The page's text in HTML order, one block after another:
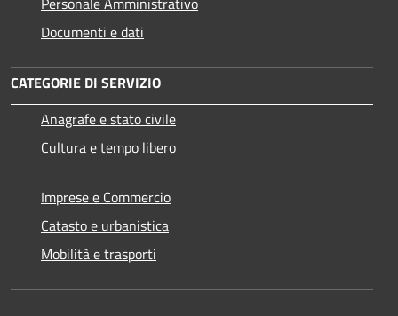
Documenti e dati
CATEGORIE DI SERVIZIO
Anagrafe e stato civile
Cultura e tempo libero
Imprese e Commercio
Catasto e urbanistica
Mobilità e trasporti